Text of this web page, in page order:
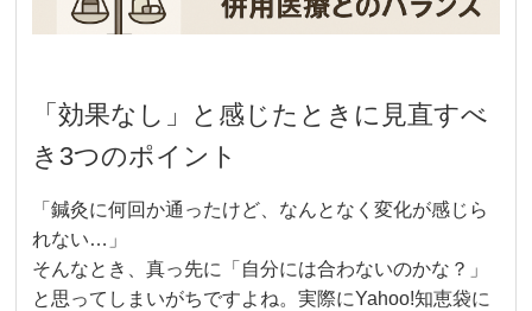
「効果なし」と感じたときに見直すべ
き3つのポイント
「鍼灸に何回か通ったけど、なんとなく変化が感じら
れない…」
そんなとき、真っ先に「自分には合わないのかな？」
と思ってしまいがちですよね。実際にYahoo!知恵袋に